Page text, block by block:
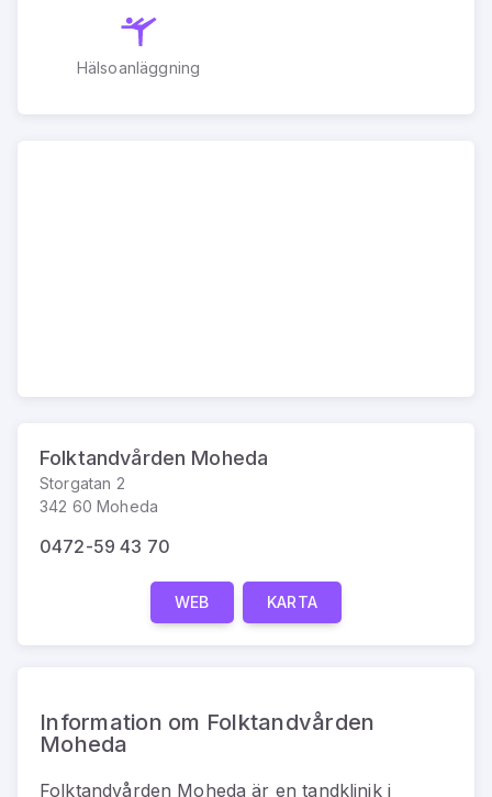
Hälsoanläggning
Folktandvården Moheda
Storgatan 2
342 60 Moheda
0472-59 43 70
WEB KARTA
Information om Folktandvården
Moheda
Folktandvården Moheda är en tandkliniki